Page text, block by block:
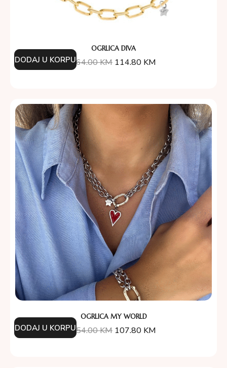
OGRLICA DIVA
164.00KM 114.80 KM
DODAJ U KORPU
OGRLICA MY WORLD
154.00KM 107.80 KM
DODAJ U KORPU